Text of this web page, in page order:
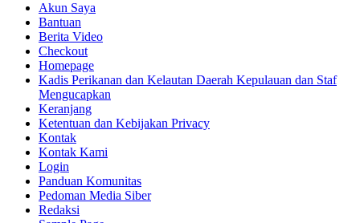
Akun Saya
Bantuan
Berita Video
Checkout
Homepage
Kadis Perikanan dan Kelautan Daerah Kepulauan dan Staf
Mengucapkan
Keranjang
Ketentuan dan Kebijakan Privacy
Kontak
Kontak Kami
Login
Panduan Komunitas
Pedoman Media Siber
Redaksi